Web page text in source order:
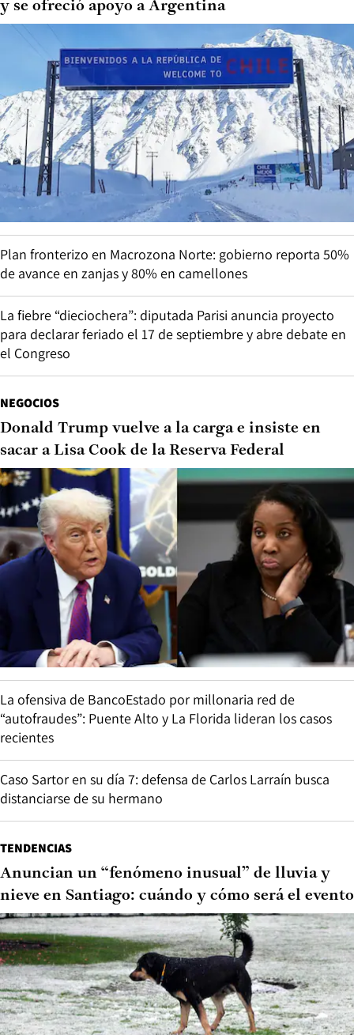
y se ofreció apoyo a Argentina
Plan fronterizo en Macrozona Norte: gobierno reporta 50%
de avance en zanjas y 80% en camellones
La fiebre “dieciochera”: diputada Parisi anuncia proyecto
para declarar feriado el 17 de septiembre y abre debate en
el Congreso
NEGOCIOS
Donald Trump vuelve a la carga e insiste en
sacar a Lisa Cook de la Reserva Federal
La ofensiva de BancoEstado por millonaria red de
“autofraudes”: Puente Alto y La Florida lideran los casos
recientes
Caso Sartor en su día 7: defensa de Carlos Larraín busca
distanciarse de su hermano
TENDENCIAS
Anuncian un “fenómeno inusual” de lluvia y
nieve en Santiago: cuándo y cómo será el evento